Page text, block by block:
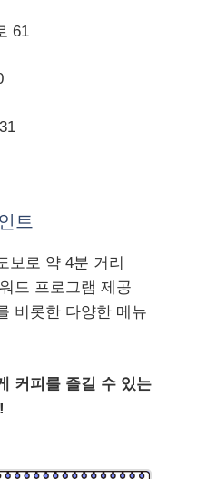
61
트
보로 약 4분 거리
드 프로그램 제공
비롯한 다양한 메뉴
커피를 즐길 수 있는